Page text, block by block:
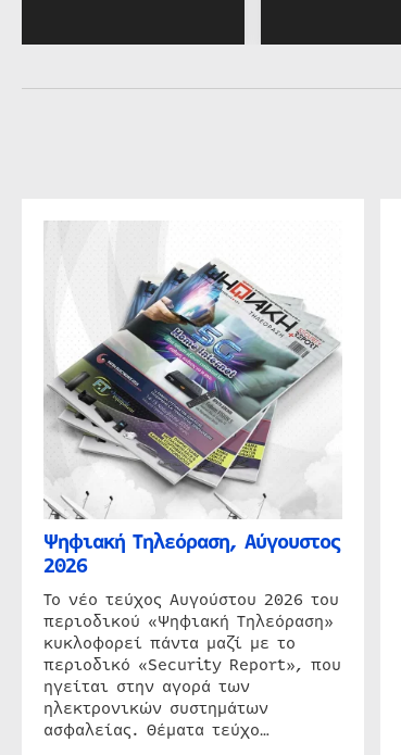
Ψηφιακή Τηλεόραση, Αύγουστος
2026
Το νέο τεύχος Αυγούστου 2026 του
περιοδικού «Ψηφιακή Τηλεόραση»
κυκλοφορεί πάντα μαζί με το
περιοδικό «Security Report», που
ηγείται στην αγορά των
ηλεκτρονικών συστημάτων
ασφαλείας. Θέματα τεύχο…